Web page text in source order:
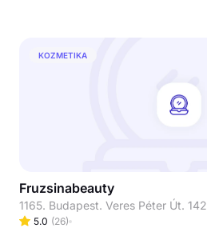
KOZMETIKA
Fruzsinabeauty
1165. Budapest. Veres Péter Út. 142
5.0 (26)